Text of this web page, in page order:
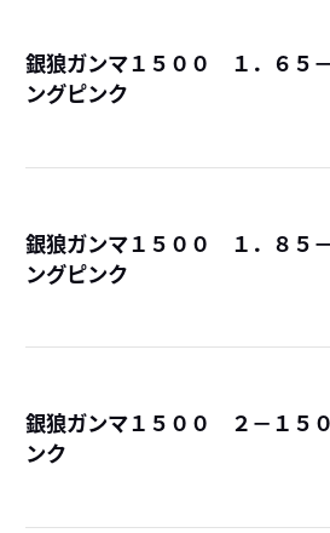
銀狼ガンマ１５００ １．６５
ングピンク
銀狼ガンマ１５００ １．８５
ングピンク
銀狼ガンマ１５００ ２－１５
ンク